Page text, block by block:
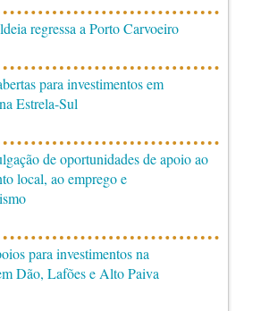
regressa a Porto Carvoeiro
para investimentos em
Estrela-Sul
de oportunidades de apoio ao
local, ao emprego e
para investimentos na
Dão, Lafões e Alto Paiva